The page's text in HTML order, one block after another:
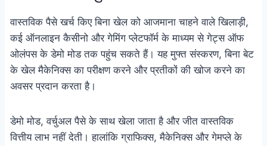
वास्तविक पैसे खर्च किए बिना खेल को आजमाना चाहने वाले खिलाड़ी,
कई ऑनलाइन कैसीनो और गेमिंग प्लेटफॉर्म के माध्यम से गेट्स ऑफ
ओलंपस के डेमो मोड तक पहुंच सकते हैं। यह मुफ्त संस्करण, बिना बेट
के खेल मैकेनिक्स का परीक्षण करने और प्रतीकों की खोज करने का
अवसर प्रदान करता है।
डेमो मोड, वर्चुअल पैसे के साथ खेला जाता है और जीत वास्तविक
वित्तीय लाभ नहीं देती। हालांकि ग्राफिक्स, मैकेनिक्स और गेमप्ले के